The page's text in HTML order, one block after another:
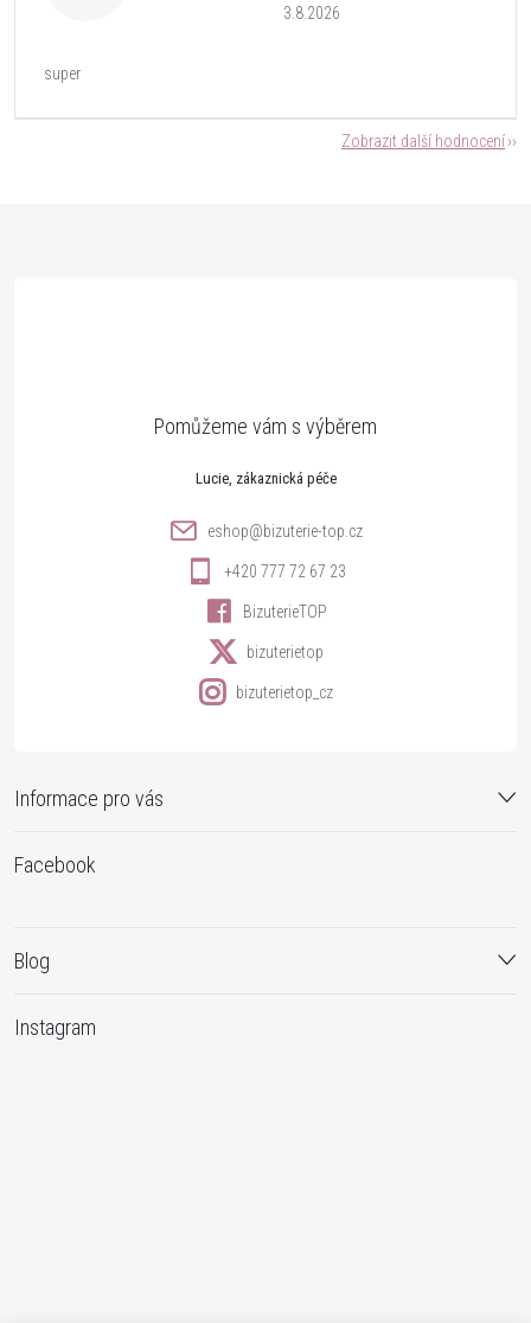
3.8.2026
super
Zobrazit další hodnocení
Informace pro vás
Lucie
eshop@bizuterie-top.cz
+420 777 72 67 23
BizuterieTOP
bizuterietop
bizuterietop_cz
Facebook
Blog
Instagram